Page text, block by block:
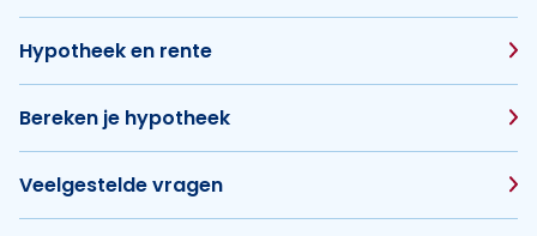
Hypotheek en rente
Bereken je hypotheek
Veelgestelde vragen